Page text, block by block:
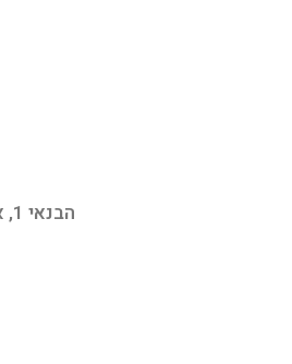
הבנאי 1, אילת